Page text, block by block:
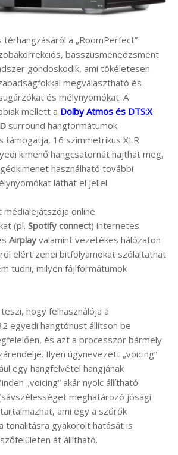
a „RoomPerfect”
basszusmenedzsment
gondoskodik, ami tökéletesen
megválasztható és
és mélynyomókat. A
mellett a Dolby Atmos és DTS:X
surround hangformátumok
támogatja, 16 szimmetrikus XLR
kimenő hangcsatornát hajthat meg,
használható további
láthat el jellel.
online
(pl. Spotify connect) internetes
Airplay valamint vezetékes hálózaton
elért zenei bitfolyamokat szólaltathat
tudni, milyen fájlformátumok
hogy felhasználója a
egyedi hangtónust állítson be
és azt a processzor bármely
Ilyen úgynevezett „voicing”
egy hangfelvétel hangjának
„voicing” akár nyolc állítható
meghatározó jósági
ami egy a szűrők
tonalitásra gyakorolt hatását is
át állítható.